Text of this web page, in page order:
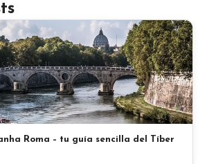
Roma – tu guía sencilla del Tíber